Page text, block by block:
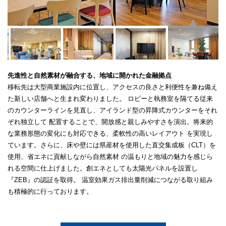
先進性と自然素材が融合する、地域に開かれた金融拠点
移転先は大型商業施設内に位置し、アクセスの良さと利便性を兼ね備え
た新しい店舗へと生まれ変わりました。
ロビーと執務室を隔てる従来
のカウンターラインを見直し、アイランド型の昇降式カウンターをそれ
ぞれ独立して 配置することで、開放感と親しみやすさを演出。将来的
な業務形態の変化にも対応できる、柔軟性の高いレイアウト を実現し
ています。さらに、床や壁には県産材を使用した直交集成板（CLT）を
使用、省エネに貢献しながら自然素材 の温もりと地域の魅力を感じら
れる空間に仕上げました。創エネとしても太陽光パネルを設置し
『ZEB』の認証を取得。
温室効果ガス排出量削減につながる取り組み
も積極的に行っております。